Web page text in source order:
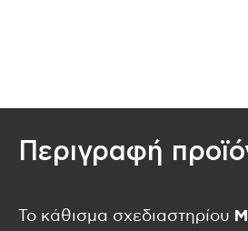
Περιγραφή
Το κάθισμα σχεδιαστηρίου